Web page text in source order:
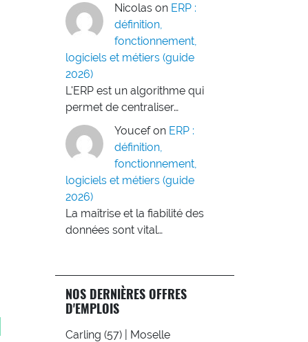
Nicolas on ERP :
définition,
fonctionnement,
logiciels et métiers (guide
2026)
L'ERP est un algorithme qui
permet de centraliser…
Youcef on ERP :
définition,
fonctionnement,
logiciels et métiers (guide
2026)
La maîtrise et la fiabilité des
données sont vital…
NOS DERNIÈRES OFFRES
D'EMPLOIS
Carling (57) | Moselle